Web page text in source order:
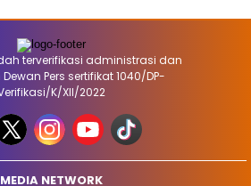
terverifikasi administrasi dan
Pers sertifikat 1040/DP-
K/XII/2022
MEDIA NETWORK